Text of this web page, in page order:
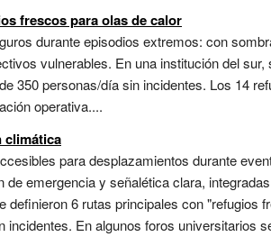
frescos para olas de calor
durante episodios extremos: con
vulnerables. En una institución del
350 personas/día sin incidentes. Los 14
operativa....
climática
para desplazamientos durante
emergencia y señalética clara,
definieron 6 rutas principales con
incidentes. En algunos foros universitarios